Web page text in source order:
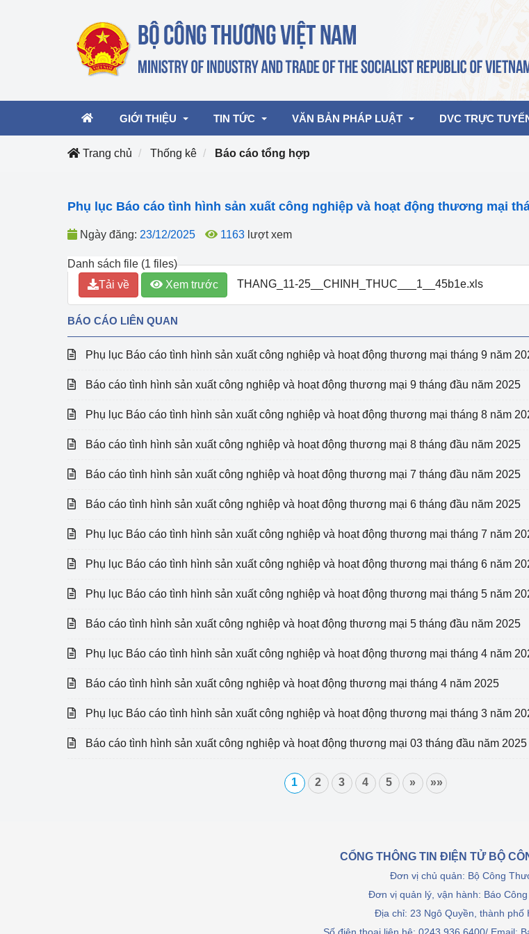
GIỚI THIỆU TIN TỨC
nước
Giải thưởng Công nghiệp, Thương
mại, Dịch vụ Việt Nam 2026
Hoạt động của Bộ trưởng
Thông cáo báo chí
Điểm báo
Chuyển đổi số
Lịch sử phát triển
Bản tin Thị trường Nông Lâm Thủy sản
Phát triển nguồn nhân lực
Phát triển bền vững
Tổ chức kiểm định
Tổ chức kiểm định kỹ thuật an toàn lao
Bộ Công Thương
Tổ chức được cấp GCN đăng ký, hoạt
làm việc ở môi trường không có nguy
LPG
Tổ chức huấn luyện, bồi dưỡng
lao động
Văn hóa ngành Công Thương
Tái cơ cấu ngành Công Thương
Quản lý thị trường
Sử dụng năng lượng tiết kiệm và
Hiệu quả năng lượng
tạo
Thông báo
Bảo vệ môi trường Video bảo vệ môi trường
Khu vực miền Trung
Khu vực miền Nam
Hiệp định EVFTA
Thị trường châu Á – châu Phi
Thị trường châu Âu – châu Mỹ
Ngành Công Thương đưa nghị quyết
VĂN BẢN PHÁP LUẬT
Văn bản điều hành
DVC TRỰC
Trang chủ Thống kê Báo cáo tổng hợp
Phụ lục Báo cáo tình hình sản xuất công nghiệp và hoạt động thương mại
Ngày đăng: 23/12/2025 1163 lượt xem
Danh sách file (1 files)
Tải về
Xem trước THANG_11-25__CHINH_THUC___1__45b1e.xls
BÁO CÁO LIÊN QUAN
Phụ lục Báo cáo tình hình sản xuất công nghiệp và hoạt động thương mại tháng 9 năm
Báo cáo tình hình sản xuất công nghiệp và hoạt động thương mại 9 tháng đầu năm 2025
Phụ lục Báo cáo tình hình sản xuất công nghiệp và hoạt động thương mại tháng 8 năm
Báo cáo tình hình sản xuất công nghiệp và hoạt động thương mại 8 tháng đầu năm 2025
Báo cáo tình hình sản xuất công nghiệp và hoạt động thương mại 7 tháng đầu năm 2025
Báo cáo tình hình sản xuất công nghiệp và hoạt động thương mại 6 tháng đầu năm 2025
Phụ lục Báo cáo tình hình sản xuất công nghiệp và hoạt động thương mại tháng 7 năm
Phụ lục Báo cáo tình hình sản xuất công nghiệp và hoạt động thương mại tháng 6 năm
Phụ lục Báo cáo tình hình sản xuất công nghiệp và hoạt động thương mại tháng 5 năm
Báo cáo tình hình sản xuất công nghiệp và hoạt động thương mại 5 tháng đầu năm 2025
Phụ lục Báo cáo tình hình sản xuất công nghiệp và hoạt động thương mại tháng 4 năm
Báo cáo tình hình sản xuất công nghiệp và hoạt động thương mại tháng 4 năm 2025
Phụ lục Báo cáo tình hình sản xuất công nghiệp và hoạt động thương mại tháng 3 năm
Báo cáo tình hình sản xuất công nghiệp và hoạt động thương mại 03 tháng đầu năm 2025
1 2 3 4 5 » »»
CỔNG THÔNG TIN ĐIỆN TỬ BỘ
Đơn vị chủ quản: Bộ Công
Đơn vị quản lý, vận hành: Báo
Địa chỉ: 23 Ngô Quyền, thành phố